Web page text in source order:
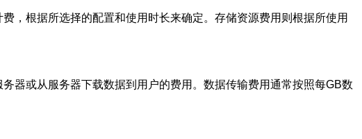
，根据所选择的配置和使用时长来确定。存储资源费用则根据所使用
器或从服务器下载数据到用户的费用。数据传输费用通常按照每GB数